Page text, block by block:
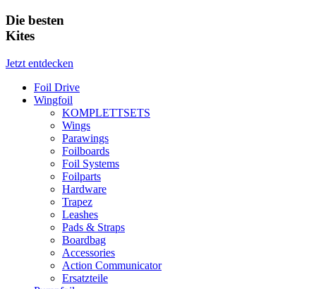
Die besten
Kites
Jetzt entdecken
Foil Drive
Wingfoil
KOMPLETTSETS
Wings
Parawings
Foilboards
Foil Systems
Foilparts
Hardware
Trapez
Leashes
Pads & Straps
Boardbag
Accessories
Action Communicator
Ersatzteile